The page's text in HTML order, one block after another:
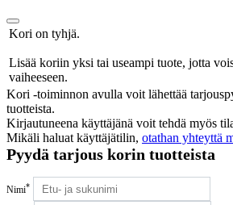
Kori on tyhjä.
Lisää koriin yksi tai useampi tuote, jotta
vaiheeseen.
Kori -toiminnon avulla voit lähettää
tuotteista.
Kirjautuneena käyttäjänä voit tehdä myös
Mikäli haluat käyttäjätilin, otathan yhteyttä
Pyydä tarjous korin tuotteista
Nimi*